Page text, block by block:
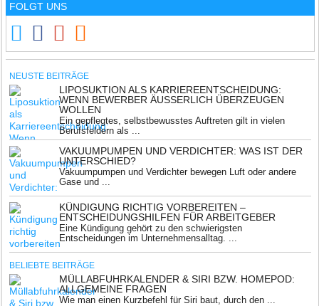
FOLGT UNS
NEUSTE BEITRÄGE
LIPOSUKTION ALS KARRIEREENTSCHEIDUNG:
WENN BEWERBER ÄUSSERLICH ÜBERZEUGEN W
OLLEN
Ein gepflegtes, selbstbewusstes Auftreten gilt in vielen
Berufsfeldern als ...
VAKUUMPUMPEN UND VERDICHTER: WAS IST DER
UNTERSCHIED?
Vakuumpumpen und Verdichter bewegen Luft oder andere
Gase und ...
KÜNDIGUNG RICHTIG VORBEREITEN –
ENTSCHEIDUNGSHILFEN FÜR ARBEITGEBER
Eine Kündigung gehört zu den schwierigsten
Entscheidungen im Unternehmensalltag. ...
BELIEBTE BEITRÄGE
MÜLLABFUHRKALENDER & SIRI BZW. HOMEPOD:
ALLGEMEINE FRAGEN
Wie man einen Kurzbefehl für Siri baut, durch den ...